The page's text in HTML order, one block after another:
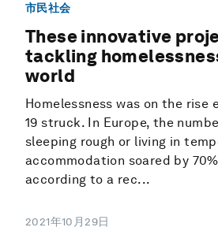
市民社会
These innovative
tackling
world
Homelessness was on the rise
19 struck. In Europe, the
sleeping rough or living in
accommodation soared by
according to a rec...
2021年10月29日